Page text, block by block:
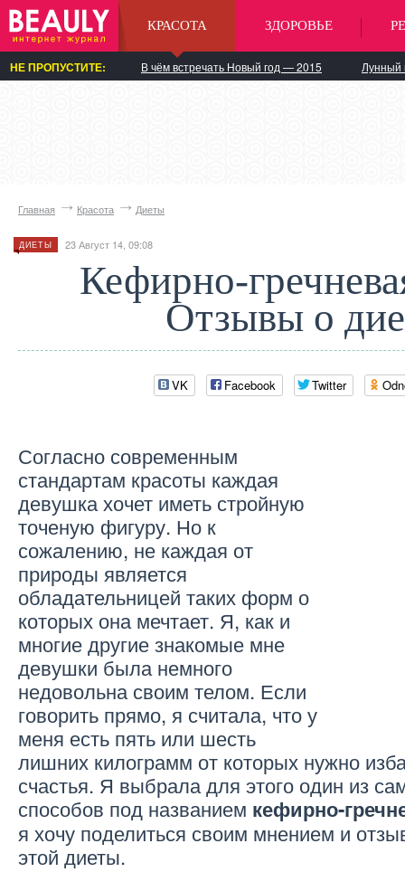
КРАСОТА ЗДОРОВЬЕ
НЕ ПРОПУСТИТЕ: В чём встречать Новый год — 2015 Лунный
Главная Красота Диеты
ДИЕТЫ 23 Август 14, 09:08
Кефирно-
Отзывы о
VK Facebook Twitter
Согласно современным
стандартам красоты каждая
девушка хочет иметь стройную
точеную фигуру. Но к
сожалению, не каждая от
природы является
обладательницей таких форм о
которых она мечтает. Я, как и
многие другие знакомые мне
девушки была немного
недовольна своим телом. Если
говорить прямо, я считала, что у
меня есть пять или шесть
лишних килограмм от которых нужно
счастья. Я выбрала для этого один из
способов под названием кефирно-
я хочу поделиться своим мнением и
этой диеты.